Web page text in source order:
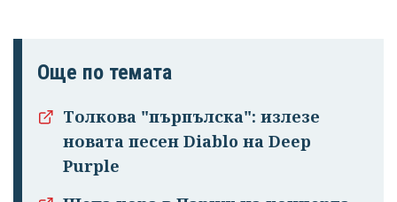
Успешно
излязохте от
Още по темата
Толкова "пърпълска": излезе
новата песен Diablo на Deep
Purple